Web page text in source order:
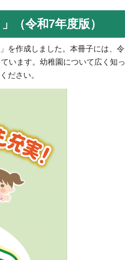
（令和7年度版）
を作成しました。本冊子には、令
います。幼稚園について広く知っ
ださい。